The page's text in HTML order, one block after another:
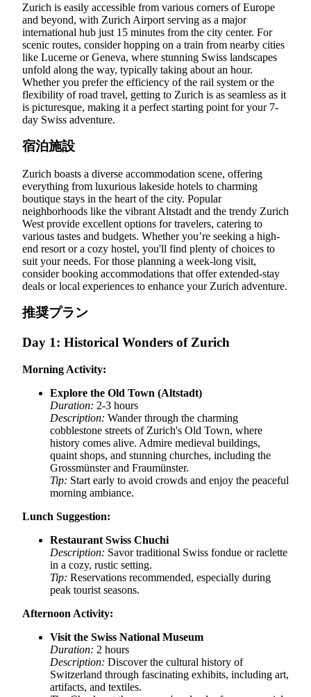
Zurich is easily accessible from various corners of Europe
and beyond, with Zurich Airport serving as a major
international hub just 15 minutes from the city center. For
scenic routes, consider hopping on a train from nearby cities
like Lucerne or Geneva, where stunning Swiss landscapes
unfold along the way, typically taking about an hour.
Whether you prefer the efficiency of the rail system or the
flexibility of road travel, getting to Zurich is as seamless as it
is picturesque, making it a perfect starting point for your 7-
day Swiss adventure.
宿泊施設
Zurich boasts a diverse accommodation scene, offering
everything from luxurious lakeside hotels to charming
boutique stays in the heart of the city. Popular
neighborhoods like the vibrant Altstadt and the trendy Zurich
West provide excellent options for travelers, catering to
various tastes and budgets. Whether you’re seeking a high-
end resort or a cozy hostel, you'll find plenty of choices to
suit your needs. For those planning a week-long visit,
consider booking accommodations that offer extended-stay
deals or local experiences to enhance your Zurich adventure.
推奨プラン
Day 1: Historical Wonders of Zurich
Morning Activity:
Explore the Old Town (Altstadt)
Duration: 2-3 hours
Description: Wander through the charming
cobblestone streets of Zurich's Old Town, where
history comes alive. Admire medieval buildings,
quaint shops, and stunning churches, including the
Grossmünster and Fraumünster.
Tip: Start early to avoid crowds and enjoy the peaceful
morning ambiance.
Lunch Suggestion:
Restaurant Swiss Chuchi
Description: Savor traditional Swiss fondue or raclette
in a cozy, rustic setting.
Tip: Reservations recommended, especially during
peak tourist seasons.
Afternoon Activity:
Visit the Swiss National Museum
Duration: 2 hours
Description: Discover the cultural history of
Switzerland through fascinating exhibits, including art,
artifacts, and textiles.